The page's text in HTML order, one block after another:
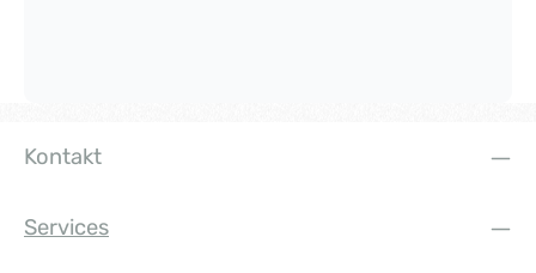
Kontakt
Services